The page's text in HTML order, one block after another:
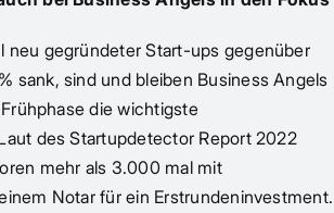
neu gegründeter Start-ups gegenüber
sank, sind und bleiben Business Angels
die wichtigste
des Startupdetector Report 2022
mehr als 3.000 mal mit
Notar für ein Erstrundeninvestment.